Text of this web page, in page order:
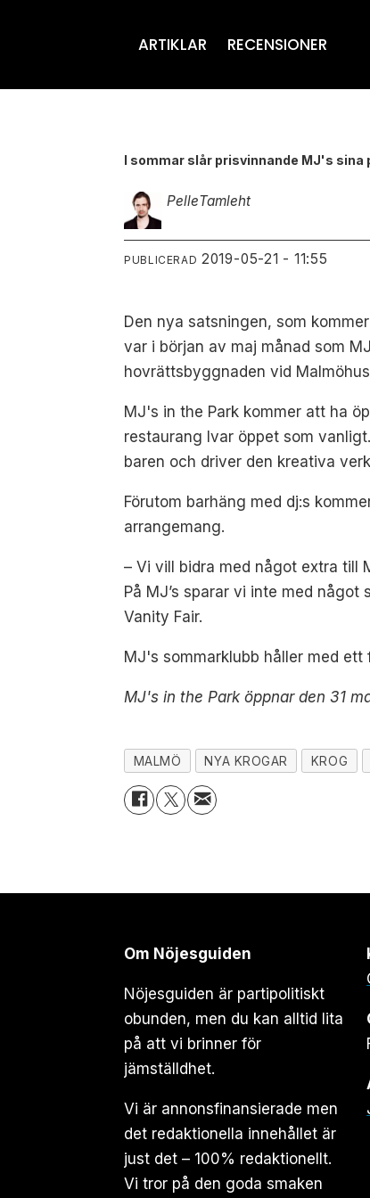
ARTIKLAR RECENSIONER
I sommar slår prisvinnande MJ's sina
PelleTamleht
PUBLICERAD 2019-05-21 - 11:55
Den nya satsningen, som
var i början av maj månad som
hovrättsbyggnaden vid
MJ's in the Park kommer att ha
restaurang Ivar öppet som
baren och driver den kreativa
Förutom barhäng med dj:s
arrangemang.
– Vi vill bidra med något extra till
På MJ’s sparar vi inte med
Vanity Fair.
MJ's sommarklubb håller med
MJ's in the Park öppnar den 31
MALMÖ NYA KROGAR KROG
Om Nöjesguiden
Nöjesguiden är partipolitiskt
obunden, men du kan alltid lita
på att vi brinner för
jämställdhet.
Vi är annonsfinansierade men
det redaktionella innehållet är
just det – 100% redaktionellt.
Vi tror på den goda smaken